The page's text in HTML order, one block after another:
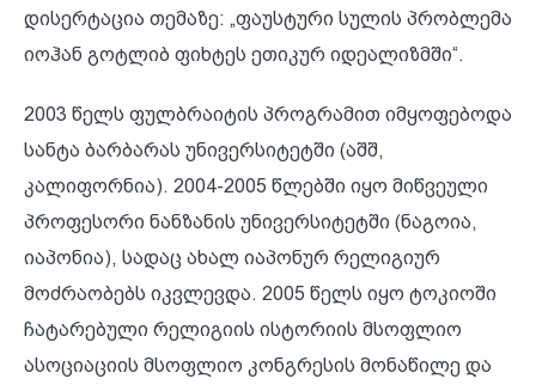
დისერტაცია თემაზე: „ფაუსტური სულის პრობლემა
იოჰან გოტლიბ ფიხტეს ეთიკურ იდეალიზმში“.
2003 წელს ფულბრაიტის პროგრამით იმყოფებოდა
სანტა ბარბარას უნივერსიტეტში (აშშ,
კალიფორნია). 2004-2005 წლებში იყო მიწვეული
პროფესორი ნანზანის უნივერსიტეტში (ნაგოია,
იაპონია), სადაც ახალ იაპონურ რელიგიურ
მოძრაობებს იკვლევდა. 2005 წელს იყო ტოკიოში
ჩატარებული რელიგიის ისტორიის მსოფლიო
ასოციაციის მსოფლიო კონგრესის მონაწილე და